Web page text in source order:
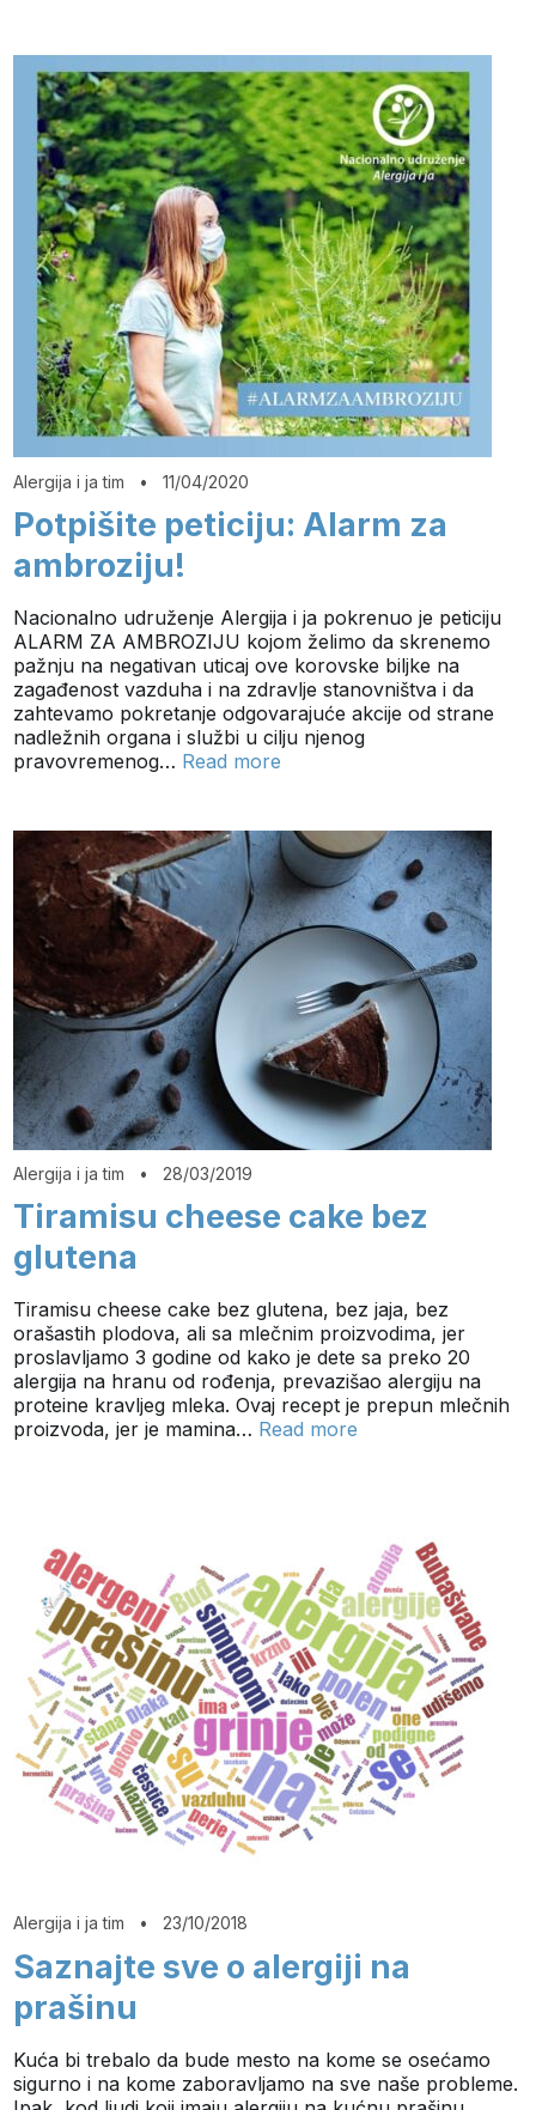
Alergija i ja tim •11/04/2020
Potpišite peticiju: Alarm za
ambroziju!
Nacionalno udruženje Alergija i ja pokrenuo je peticiju
ALARM ZA AMBROZIJU kojom želimo da skrenemo
pažnju na negativan uticaj ove korovske biljke na
zagađenost vazduha i na zdravlje stanovništva i da
zahtevamo pokretanje odgovarajuće akcije od strane
nadležnih organa i službi u cilju njenog
pravovremenog… Read more
Alergija i ja tim • 28/03/2019
Tiramisu cheese cake bez
glutena
Tiramisu cheese cake bez glutena, bez jaja, bez
orašastih plodova, ali sa mlečnim proizvodima, jer
proslavljamo 3 godine od kako je dete sa preko 20
alergija na hranu od rođenja, prevazišao alergiju na
proteine kravljeg mleka. Ovaj recept je prepun mlečnih
proizvoda, jer je mamina… Read more
Alergija i ja tim • 23/10/2018
Saznajte sve o alergiji na
prašinu
Kuća bi trebalo da bude mesto na kome se osećamo
sigurno i na kome zaboravljamo na sve naše probleme.